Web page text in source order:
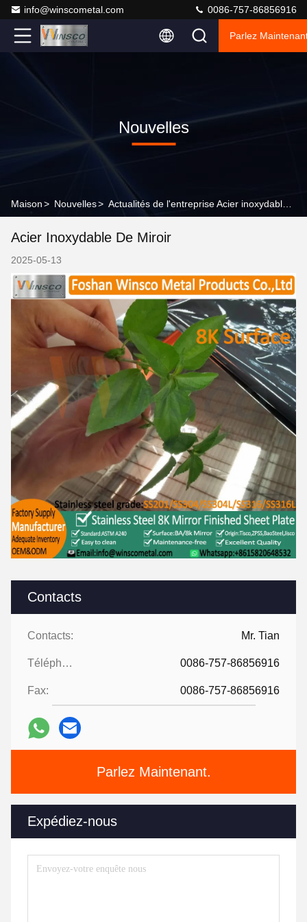
info@winscometal.com 0086-757-86856916
Parlez
Nouvelles
Maison> Nouvelles>
Contacts
Contacts: Mr. Tian
Téléphone: 0086-757-86856916
Fax: 0086-757-86856916
Parlez Maintenant.
Expédiez-nous
Acier Inoxydable De Miroir
2025-05-13